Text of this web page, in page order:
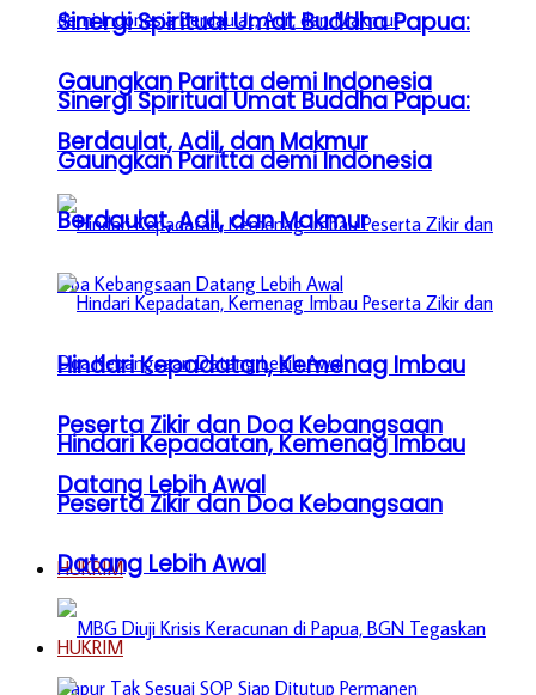
Sinergi Spiritual Umat Buddha Papua:
Gaungkan Paritta demi Indonesia
Berdaulat, Adil, dan Makmur
Hindari Kepadatan, Kemenag Imbau
Peserta Zikir dan Doa Kebangsaan
Datang Lebih Awal
HUKRIM
Sinergi Spiritual Umat Buddha Papua:
Gaungkan Paritta demi Indonesia
Berdaulat, Adil, dan Makmur
Hindari Kepadatan, Kemenag Imbau
Peserta Zikir dan Doa Kebangsaan
Datang Lebih Awal
HUKRIM